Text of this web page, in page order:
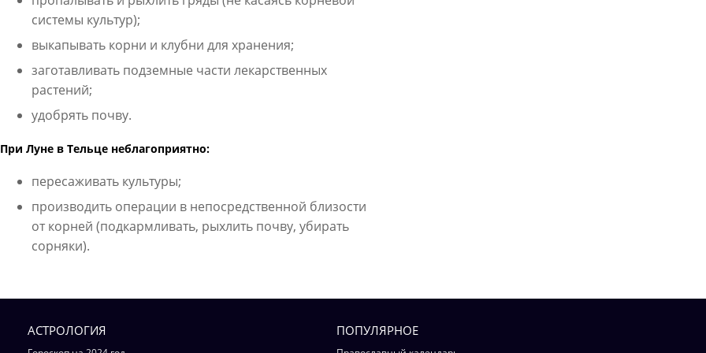
системы культур);
выкапывать корни и клубни для хранения;
заготавливать подземные части лекарственных
растений;
удобрять почву.
При Луне в Тельце неблагоприятно:
пересаживать культуры;
производить операции в непосредственной близости
от корней (подкармливать, рыхлить почву, убирать
сорняки).
АСТРОЛОГИЯ ПОПУЛЯРНОЕ